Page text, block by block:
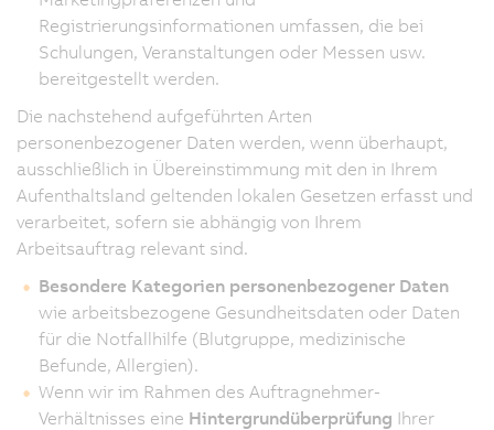
Registrierungsinformationen umfassen, die bei
Schulungen, Veranstaltungen oder Messen usw.
bereitgestellt werden.
Die nachstehend aufgeführten Arten
personenbezogener Daten werden, wenn überhaupt,
ausschließlich in Übereinstimmung mit den in Ihrem
Aufenthaltsland geltenden lokalen Gesetzen erfasst und
verarbeitet, sofern sie abhängig von Ihrem
Arbeitsauftrag relevant sind.
Besondere Kategorien personenbezogener Daten
wie arbeitsbezogene Gesundheitsdaten oder Daten
für die Notfallhilfe (Blutgruppe, medizinische
Befunde, Allergien).
Wenn wir im Rahmen des Auftragnehmer-
Verhältnisses eine Hintergrundüberprüfung Ihrer